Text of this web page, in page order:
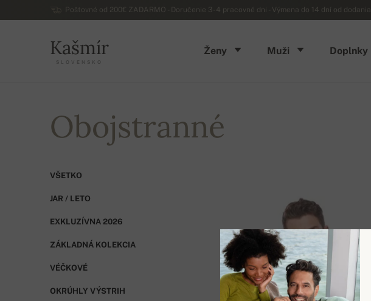
Poštovné od 200€ ZADARMO - Doručenie 3-4 pracovné dni - Výmena do 14 dní od dodania
Kašmír
SLOVENSKO
Ženy Muži Doplnky
Obojstranné
VŠETKO
JAR / LETO
EXKLUZÍVNA 2026
ZÁKLADNÁ KOLEKCIA
VÉČKOVÉ
OKRÚHLY VÝSTRIH